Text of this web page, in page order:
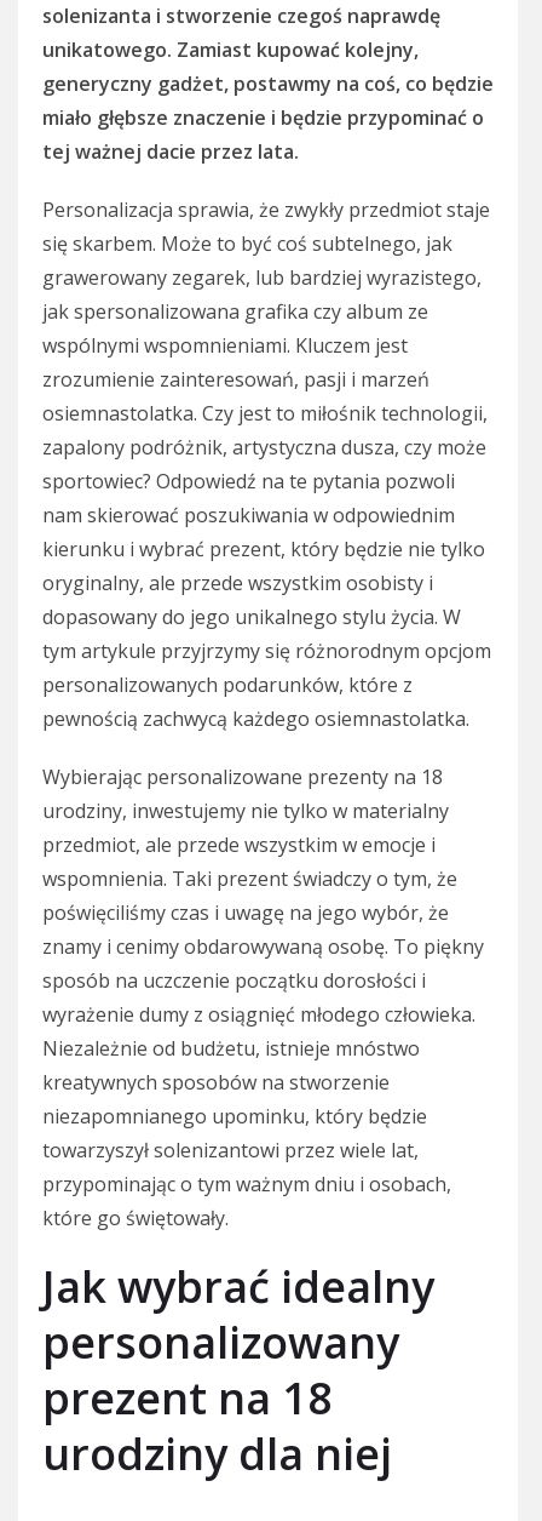
solenizanta i stworzenie czegoś naprawdę
unikatowego. Zamiast kupować kolejny,
generyczny gadżet, postawmy na coś, co będzie
miało głębsze znaczenie i będzie przypominać o
tej ważnej dacie przez lata.
Personalizacja sprawia, że zwykły przedmiot staje
się skarbem. Może to być coś subtelnego, jak
grawerowany zegarek, lub bardziej wyrazistego,
jak spersonalizowana grafika czy album ze
wspólnymi wspomnieniami. Kluczem jest
zrozumienie zainteresowań, pasji i marzeń
osiemnastolatka. Czy jest to miłośnik technologii,
zapalony podróżnik, artystyczna dusza, czy może
sportowiec? Odpowiedź na te pytania pozwoli
nam skierować poszukiwania w odpowiednim
kierunku i wybrać prezent, który będzie nie tylko
oryginalny, ale przede wszystkim osobisty i
dopasowany do jego unikalnego stylu życia. W
tym artykule przyjrzymy się różnorodnym opcjom
personalizowanych podarunków, które z
pewnością zachwycą każdego osiemnastolatka.
Wybierając personalizowane prezenty na 18
urodziny, inwestujemy nie tylko w materialny
przedmiot, ale przede wszystkim w emocje i
wspomnienia. Taki prezent świadczy o tym, że
poświęciliśmy czas i uwagę na jego wybór, że
znamy i cenimy obdarowywaną osobę. To piękny
sposób na uczczenie początku dorosłości i
wyrażenie dumy z osiągnięć młodego człowieka.
Niezależnie od budżetu, istnieje mnóstwo
kreatywnych sposobów na stworzenie
niezapomnianego upominku, który będzie
towarzyszył solenizantowi przez wiele lat,
przypominając o tym ważnym dniu i osobach,
które go świętowały.
Jak wybrać idealny
personalizowany
prezent na 18
urodziny dla niej